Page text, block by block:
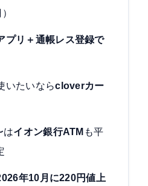
プリ＋通帳レス登録で
いたいならcloverカー
はイオン銀行ATM も平
年10月に220円値上